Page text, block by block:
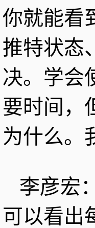
你就能看
推特状态
决。学会
要时间，
为什么。
李彦宏
可以看出